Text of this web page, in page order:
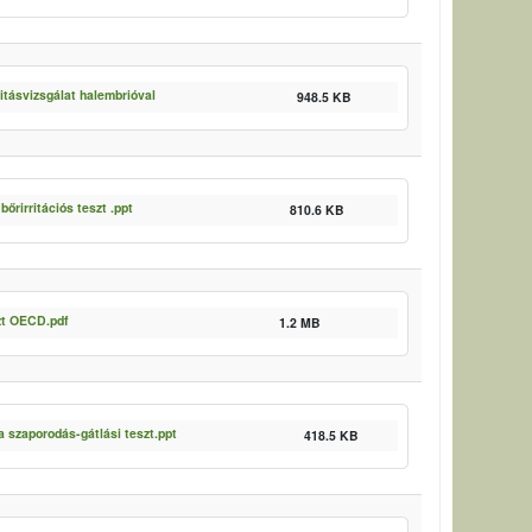
halembrióval 948.5 KB
teszt .ppt 810.6 KB
OECD.pdf 1.2 MB
szaporodás-gátlási teszt.ppt 418.5 KB